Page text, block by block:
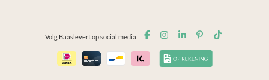
Volg Baaslevert op social media